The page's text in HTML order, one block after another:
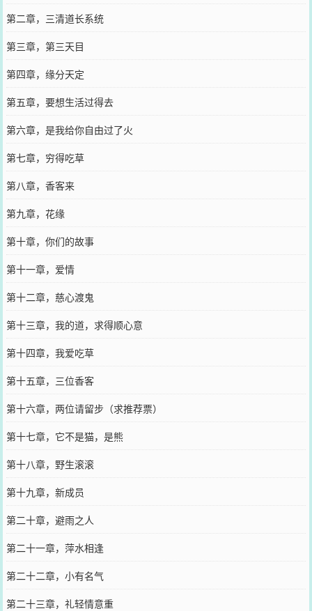
第二章，三清道长系统
第三章，第三天目
第四章，缘分天定
第五章，要想生活过得去
第六章，是我给你自由过了火
第七章，穷得吃草
第八章，香客来
第九章，花缘
第十章，你们的故事
第十一章，爱情
第十二章，慈心渡鬼
第十三章，我的道，求得顺心意
第十四章，我爱吃草
第十五章，三位香客
第十六章，两位请留步（求推荐票）
第十七章，它不是猫，是熊
第十八章，野生滚滚
第十九章，新成员
第二十章，避雨之人
第二十一章，萍水相逢
第二十二章，小有名气
第二十三章，礼轻情意重